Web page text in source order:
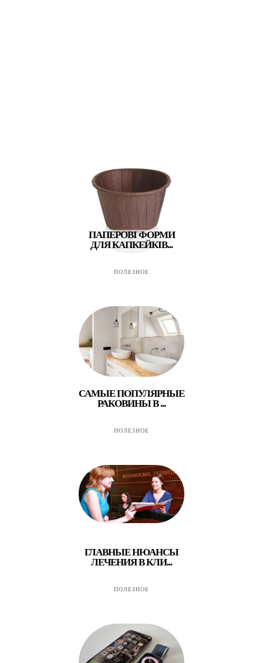
ПАПЕРОВІ ФОРМИ
ДЛЯ КАПКЕЙКІВ...
ПОЛЕЗНОЕ
САМЫЕ ПОПУЛЯРНЫЕ
РАКОВИНЫ В ...
ПОЛЕЗНОЕ
ГЛАВНЫЕ НЮАНСЫ
ЛЕЧЕНИЯ В КЛИ...
ПОЛЕЗНОЕ